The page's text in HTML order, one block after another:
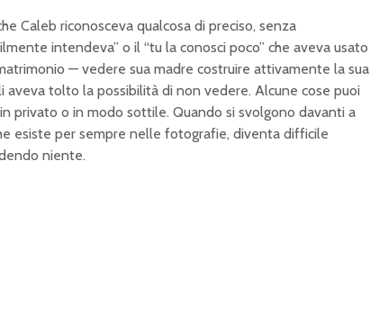
Caleb riconosceva qualcosa di preciso, senza
intendeva” o il “tu la conosci poco” che aveva usato
— vedere sua madre costruire attivamente la sua
aveva tolto la possibilità di non vedere. Alcune cose puoi
privato o in modo sottile. Quando si svolgono davanti a
esiste per sempre nelle fotografie, diventa difficile
niente.